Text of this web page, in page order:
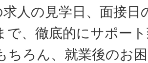
人の見学日、面接日
で、徹底的にサポー
ちろん、就業後のお